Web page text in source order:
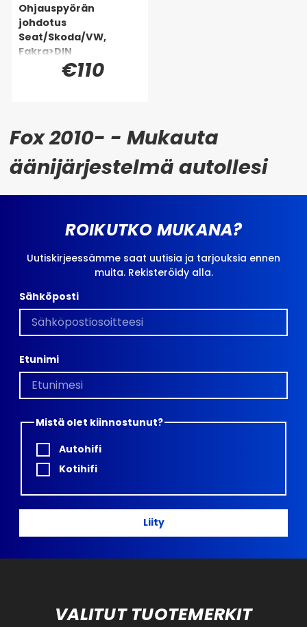
Ohjauspyörän
johdotus
Seat/Skoda/VW,
Fakra>DIN
€110
Fox 2010- - Mukauta
äänijärjestelmä autollesi
ROIKUTKO MUKANA?
Uutiskirjeessämme saat uutisia ja tarjouksia ennen
muita. Rekisteröidy alla.
Sähköposti
Etunimi
Mistä olet kiinnostunut?
Autohifi
Kotihifi
Liity
VALITUT TUOTEMERKIT